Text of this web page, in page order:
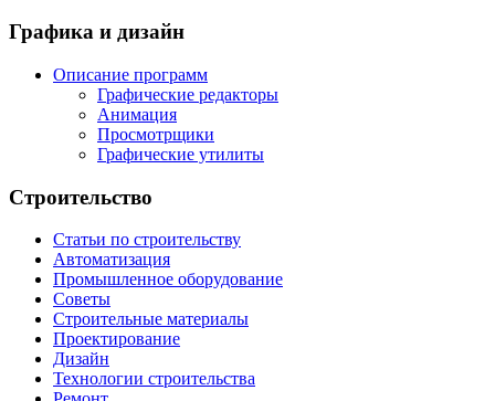
Графика и дизайн
Описание программ
Графические редакторы
Анимация
Просмотрщики
Графические утилиты
Строительство
Статьи по строительству
Автоматизация
Промышленное оборудование
Советы
Строительные материалы
Проектирование
Дизайн
Технологии строительства